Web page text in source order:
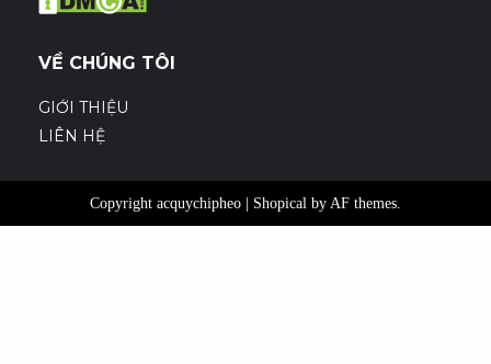
VỀ CHÚNG TÔI
GIỚI THIỆU
LIÊN HỆ
Copyright acquychipheo Shopical by AF themes.